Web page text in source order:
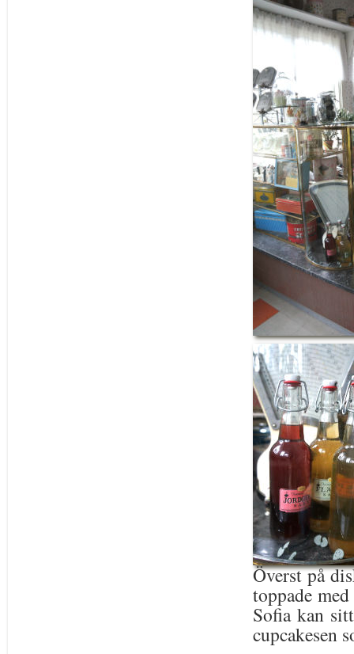
Överst på
toppade
Sofia kan
cupcakesen